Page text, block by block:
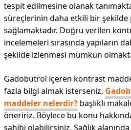
tespit edilmesine olanak
süreçlerinin daha etkili bir şekilde
sağlamaktadır. Doğru verilen
incelemeleri sırasında yapıların
şekilde izlenmesi mümkün
Gadobutrol içeren kontrast
fazla bilgi almak isterseniz,
maddeler nelerdir? başlıklı
öneririz. Böylece bu konu
sahibi olabilirsiniz. Sağlık